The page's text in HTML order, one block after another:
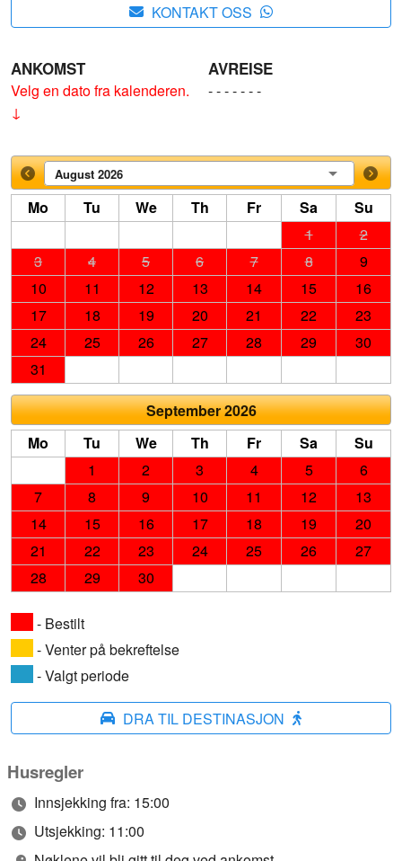
KONTAKT OSS
ANKOMST
Velg en dato fra kalenderen.
↓
AVREISE
- - - - - - -
August 2026
Mo Tu We Th Fr Sa
Su
1
2
3
4 5 6 7 8
9
10
11 12 13 14 15
16
17
18 19 20 21 22
23
24
25 26 27 28 29
30
31
September 2026
Mo
Tu We Th Fr Sa
Su
1
2 3 4 5
6
7
8 9 10 11 12
13
14
15 16 17 18 19
20
21
22 23 24 25 26
27
28
29 30
- Bestilt
- Venter på bekreftelse
- Valgt periode
DRA TIL DESTINASJON
Husregler
Innsjekking fra: 15:00
Utsjekking: 11:00